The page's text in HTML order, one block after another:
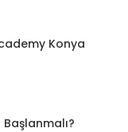
Konya
Başlanmalı?